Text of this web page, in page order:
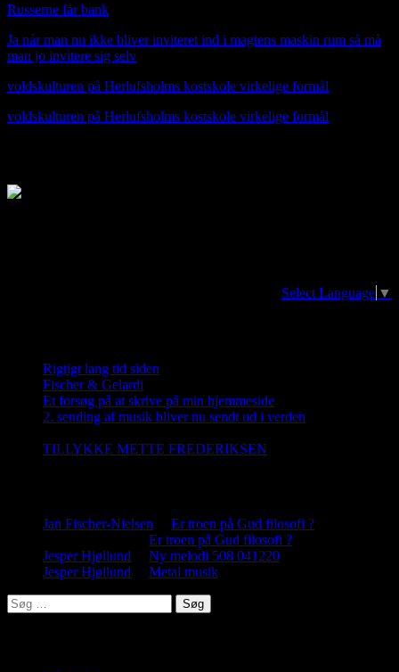
Russerne får bank
Ja når man nu ikke bliver inviteret ind i magtens maskin rum så må
man jo invitere sig selv
voldskulturen på Herlufsholms kostskole virkelige formål
voldskulturen på Herlufsholms kostskole virkelige formål
Select Language ▼
Rigtigt lang tid siden
Fischer & Gelardi
Et forsøg på at skrive på min hjemmeside
2. sending af musik bliver nu sendt ud i verden
TILLYKKE METTE FREDERIKSEN
Jan Fischer-Nielsen
Er troen på Gud filosofi ?
Er troen på Gud filosofi ?
Jesper Hjøllund
Ny melodi 508 041220
Jesper Hjøllund
Metal musik
Søg
efter: